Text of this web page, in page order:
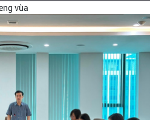
vùa